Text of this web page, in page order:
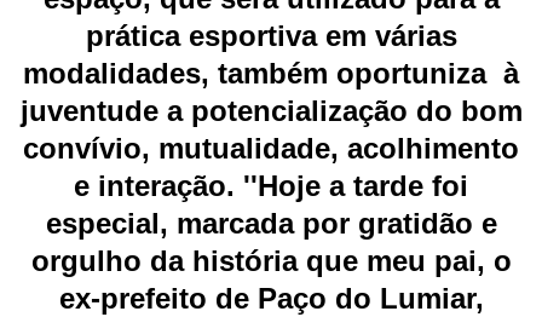
prática esportiva em várias
modalidades, também oportuniza à
juventude a potencialização do bom
convívio, mutualidade, acolhimento
e interação. ''Hoje a tarde foi
especial, marcada por gratidão e
orgulho da história que meu pai, o
ex-prefeito de Paço do Lumiar,